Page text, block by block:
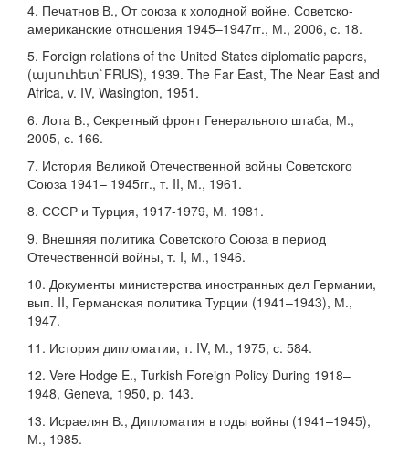
4. Печатнов В., От союза к холодной войне. Советско-
американские отношения 1945–1947гг., М., 2006, с. 18.
5. Foreign relations of the United States diplomatic papers,
(այսուհետ`FRUS), 1939. The Far East, The Near East and
Africa, v. IV, Wasington, 1951.
6. Лота В., Секретный фронт Генерального штаба, М.,
2005, с. 166.
7. История Великой Отечественной войны Советского
Союза 1941– 1945гг., т. II, М., 1961.
8. СССР и Турция, 1917-1979, М. 1981.
9. Внешняя политика Советского Союза в период
Отечественной войны, т. I, М., 1946.
10. Документы министерства иностранных дел Германии,
вып. II, Германская политика Турции (1941–1943), М.,
1947.
11. История дипломатии, т. IV, М., 1975, с. 584.
12. Vere Hodge E., Turkish Foreign Policy During 1918–
1948, Geneva, 1950, p. 143.
13. Исраелян В., Дипломатия в годы войны (1941–1945),
М., 1985.